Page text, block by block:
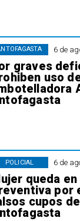
6 de
graves
uso
6 de
queda
por
cupos
POLICIAL